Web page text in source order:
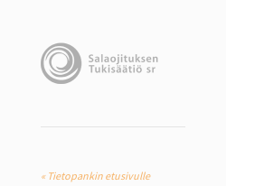
« Tietopankin etusivulle